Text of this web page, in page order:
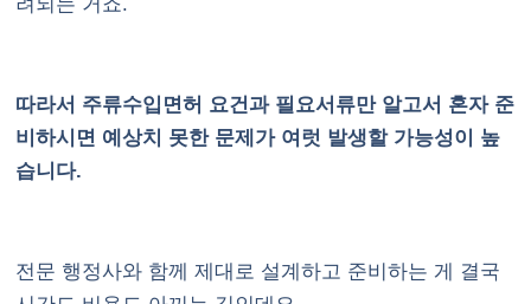
려되는 거죠.
따라서 주류수입면허 요건과 필요서류만 알고서 혼자 준
비하시면 예상치 못한 문제가 여럿 발생할 가능성이 높
습니다.
전문 행정사와 함께 제대로 설계하고 준비하는 게 결국